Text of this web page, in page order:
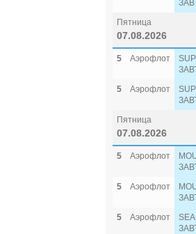
Пятница
07.08.2026
5 Аэрофлот
5
Аэрофлот
Пятница
07.08.2026
5 Аэрофлот
5
Аэрофлот
5
Аэрофлот